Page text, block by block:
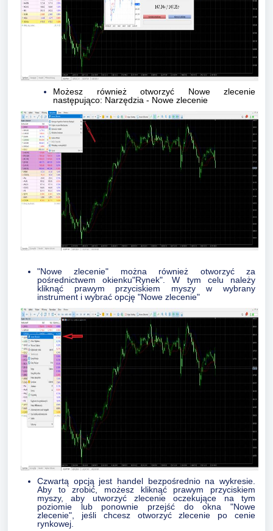
Możesz również otworzyć Nowe zlecenie
następująco: Narzędzia - Nowe zlecenie
"Nowe zlecenie" można również otworzyć za
pośrednictwem okienku"Rynek". W tym celu należy
kliknąć prawym przyciskiem myszy w wybrany
instrument i wybrać opcję "Nowe zlecenie"
Czwartą opcją jest handel bezpośrednio na wykresie.
Aby to zrobić, możesz kliknąć prawym przyciskiem
myszy, aby utworzyć zlecenie oczekujące na tym
poziomie lub ponownie przejść do okna "Nowe
zlecenie", jeśli chcesz otworzyć zlecenie po cenie
rynkowej.